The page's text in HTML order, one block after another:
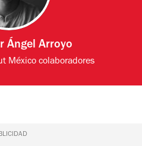
Ángel Arroyo
México colaboradores